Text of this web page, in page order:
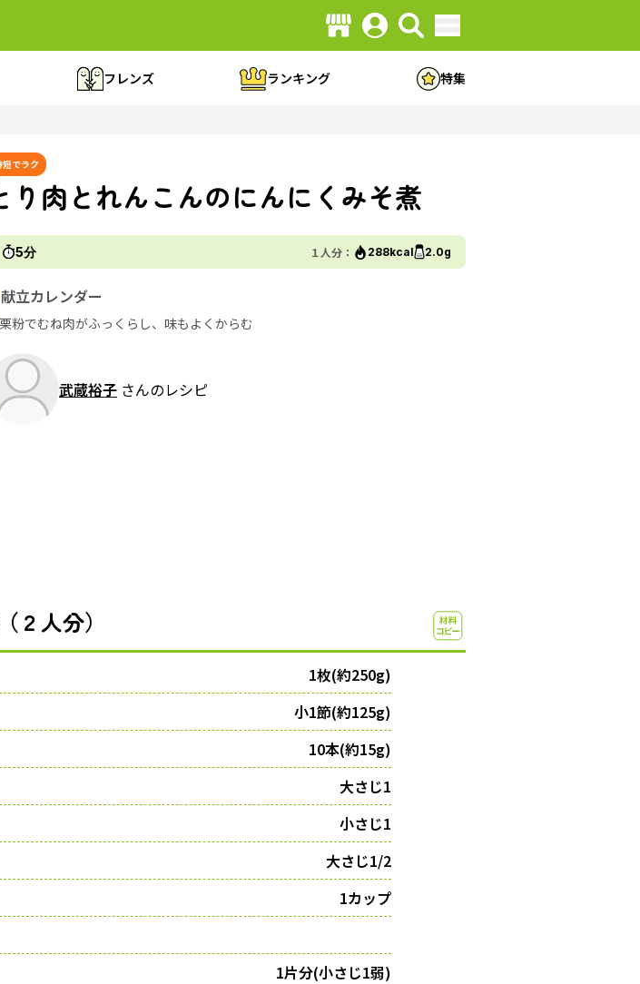
フレンズ ランキング 特集
短でラク
り肉とれんこんのにんにくみそ煮
5分 １人分： 288kcal 2.0g
献立カレンダー
粉でむね肉がふっくらし、味もよくからむ
武蔵裕子 さんのレシピ
２人分）
1枚(約250g)
小1節(約125g)
10本(約15g)
大さじ1
小さじ1
大さじ1/2
1カップ
1片分(小さじ1弱)